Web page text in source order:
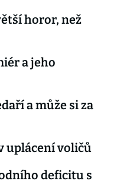
horor, než
a jeho
a může si za
uplácení voličů
deficitu s